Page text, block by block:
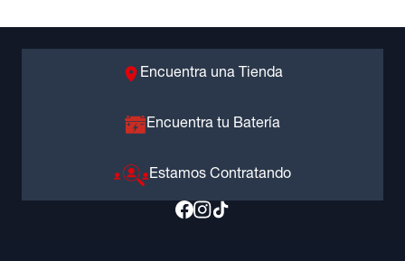
Encuentra una Tienda
Encuentra tu Batería
Estamos Contratando